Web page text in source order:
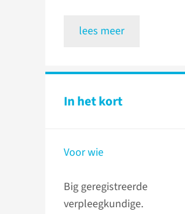
lees meer
In het kort
Voor wie
Big geregistreerde
verpleegkundige.